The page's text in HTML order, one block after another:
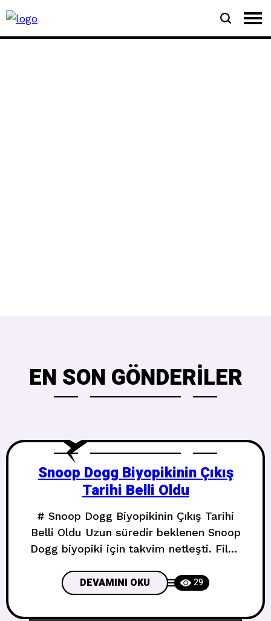
EN SON GÖNDERILER
Snoop Dogg Biyopikinin Çıkış
Tarihi Belli Oldu
# Snoop Dogg Biyopikinin Çıkış Tarihi
Belli Oldu Uzun süredir beklenen Snoop
Dogg biyopiki için takvim netleşti. Film,
Pictures dağıtımıyla sinemalarda yerini
alacak. ## Başrolde Kim Var? Rap
efsanesini beyazperdede **Jonathan
DEVAMINI OKU 29